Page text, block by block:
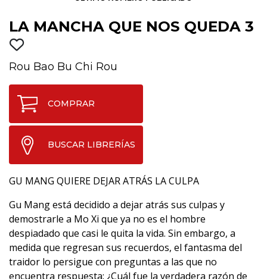
LA MANCHA QUE NOS QUEDA 3
Rou Bao Bu Chi Rou
COMPRAR
BUSCAR LIBRERÍAS
GU MANG QUIERE DEJAR ATRÁS LA CULPA
Gu Mang está decidido a dejar atrás sus culpas y
demostrarle a Mo Xi que ya no es el hombre
despiadado que casi le quita la vida. Sin embargo, a
medida que regresan sus recuerdos, el fantasma del
traidor lo persigue con preguntas a las que no
encuentra respuesta: ¿Cuál fue la verdadera razón de